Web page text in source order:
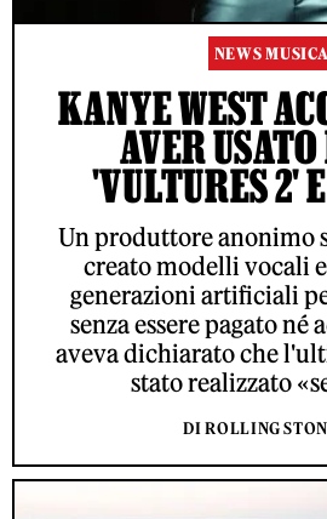
NEWS MUSICA
KANYE WEST
AVER
'VULTURES 2'
Un produttore anonimo
creato modelli vocali
generazioni artificiali
senza essere pagato né
aveva dichiarato che
stato realizzato
DI ROLLING